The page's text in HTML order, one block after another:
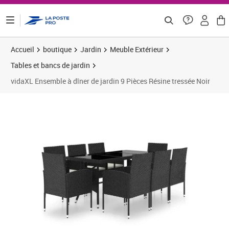
Accueil boutique Jardin
Meuble Extérieur
Tables et bancs de jardin
vidaXL Ensemble à dîner de jardin 9 Pièces Résine tressée Noir